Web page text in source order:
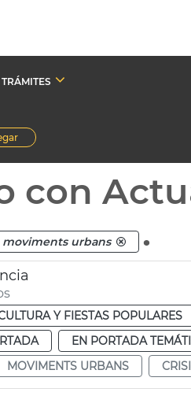
TRÁMITES
con
moviments urbans .
Y FIESTAS POPULARES
EN PORTADA
MOVIMENTS URBANS